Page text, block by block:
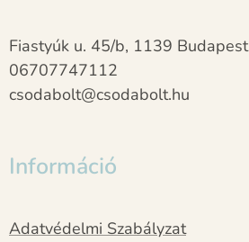
Fiastyúk u. 45/b, 1139 Budapest
06707747112
csodabolt@csodabolt.hu
Információ
Adatvédelmi Szabályzat